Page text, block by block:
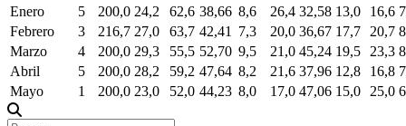
Enero
5 200,0 24,2 62,6 38,66 8,6 26,4 32,58 13,0 16,6
Febrero
3 216,7 27,0 63,7 42,41 7,3 20,0 36,67 17,7 20,7
Marzo
4 200,0 29,3 55,5 52,70 9,5 21,0 45,24 19,5 23,3
Abril
5 200,0 28,2 59,2 47,64 8,2 21,6 37,96 12,8 16,8
Mayo
1 200,0 23,0 52,0 44,23 8,0 17,0 47,06 15,0 25,0